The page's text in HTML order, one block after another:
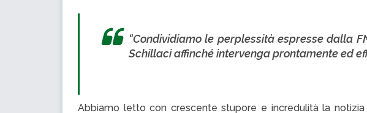
“Condividiamo le perplessità espresse dalla
Schillaci affinché intervenga prontamente ed
Abbiamo letto con crescente stupore e incredulità la